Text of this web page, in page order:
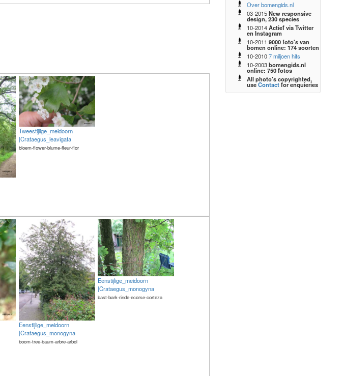
Tweestijlige_meidoorn
|Crataegus_leavigata
bloem-flower-blume-fleur-flor
Eenstijlige_meidoorn
|Crataegus_monogyna
boom-tree-baum-arbre-arbol
Eenstijlige_meidoorn
|Crataegus_monogyna
bast-bark-rinde-ecorse-corteza
Over bomengids.nl
03-2015New responsive
design, 230 species
10-2014Actief via Twitter
en Instagram
10-2011 9000 foto's van
bomen online: 174 soorten
10-20107 miljoen hits
10-2003bomengids.nl
online: 750 fotos
All photo's copyrighted,
useContactfor enquieries